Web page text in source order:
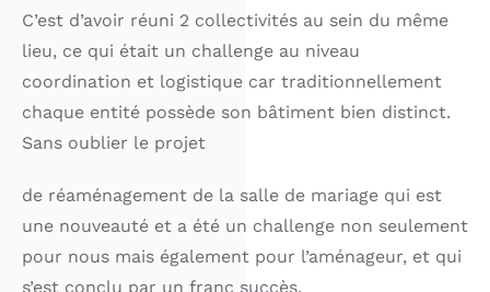
C’est d’avoir réuni 2 collectivités au sein du même
lieu, ce qui était un challenge au niveau
coordination et logistique car traditionnellement
chaque entité possède son bâtiment bien distinct.
Sans oublier le projet
de réaménagement de la salle de mariage qui est
une nouveauté et a été un challenge non seulement
pour nous mais également pour l’aménageur, et qui
s’est conclu par un franc succès.